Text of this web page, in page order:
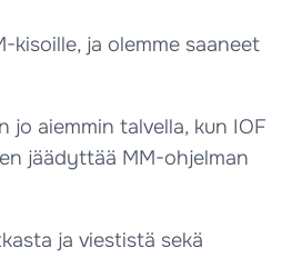
kisoille, ja olemme saaneet
jo aiemmin talvella, kun IOF
jäädyttää MM-ohjelman
ja viestistä sekä